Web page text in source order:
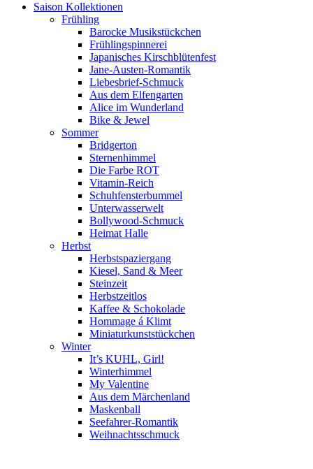
Saison Kollektionen
Frühling
Barocke Musikstückchen
Frühlingspinnerei
Japanisches Kirschblütenfest
Jane-Austen-Romantik
Liebesbrief-Schmuck
Aus dem Elfengarten
Alice im Wunderland
Bike & Jewel
Sommer
Bridgerton
Sternenhimmel
Die Farbe ROT
Vitamin-Reich
Schuhfensterbummel
Unterwasserwelt
Bollywood-Schmuck
Heimat Halle
Herbst
Herbstspaziergang
Kiesel, Sand & Meer
Steinzeit
Herbstzeitlos
Kaffee & Schokolade
Hommage á Klimt
Miniaturkunststückchen
Winter
It’s KUHL, Girl!
Winterhimmel
My Valentine
Aus dem Märchenland
Maskenball
Seefahrer-Romantik
Weihnachtsschmuck